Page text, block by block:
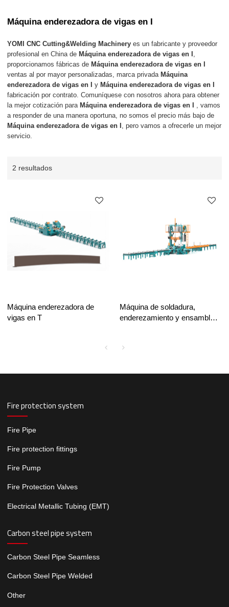
Máquina enderezadora de vigas en I
YOMI CNC Cutting&Welding Machinery es un fabricante y proveedor
profesional en China de Máquina enderezadora de vigas en I
proporcionamos fábricas de Máquina enderezadora de vigas en I
ventas al por mayor personalizadas, marca privada Máquina
enderezadora de vigas en I
y Máquina enderezadora de vigas en I
fabricación por contrato. Comuníquese con nosotros ahora para obtener
la mejor cotización para Máquina enderezadora de vigas en I
, vamos
a responder de una manera oportuna, no somos el precio más bajo de
Máquina enderezadora de vigas en I
, pero vamos a ofrecerle un mejor
servicio.
2 resultados
Máquina enderezadora de
vigas en T
Máquina de soldadura,
enderezamiento y ensamblaje
Fire protection system
Fire Pipe
Fire protection fittings
Fire Pump
Fire Protection Valves
Electrical Metallic Tubing (EMT)
Carbon steel pipe system
Carbon Steel Pipe Seamless
Carbon Steel Pipe Welded
Other